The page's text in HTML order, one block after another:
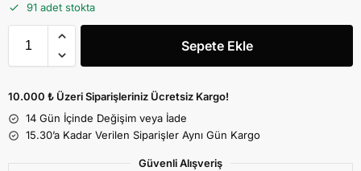
91 adet stokta
Sepete Ekle
10.000 ₺ Üzeri Siparişleriniz Ücretsiz Kargo!
14 Gün İçinde Değişim veya İade
15.30’a Kadar Verilen Siparişler Aynı Gün Kargo
Güvenli Alışveriş